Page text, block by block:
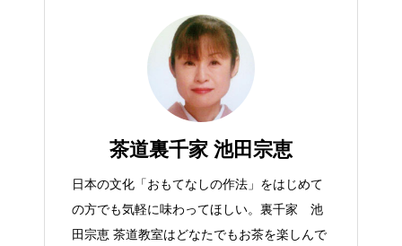
茶道裏千家 池田宗恵
日本の文化「おもてなしの作法」をはじめて
の方でも気軽に味わってほしい。裏千家 池
田宗恵 茶道教室はどなたでもお茶を楽しんで